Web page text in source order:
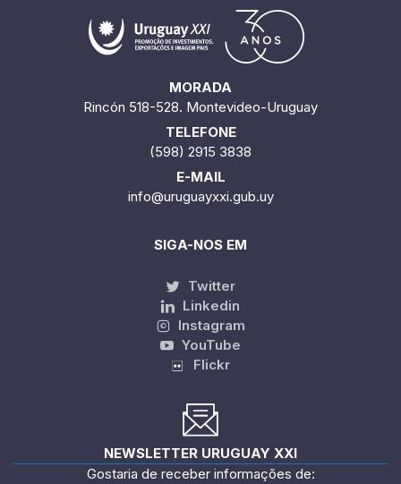
MORADA
Rincón 518-528. Montevideo-Uruguay
TELEFONE
(598) 2915 3838
E-MAIL
info@uruguayxxi.gub.uy
SIGA-NOS EM
Twitter
Linkedin
Instagram
YouTube
Flickr
NEWSLETTER URUGUAY XXI
Gostaria de receber informações de: